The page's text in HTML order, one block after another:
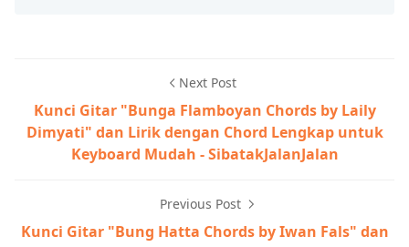
Next Post
Kunci Gitar "Bunga Flamboyan Chords by Laily
Dimyati" dan Lirik dengan Chord Lengkap untuk
Keyboard Mudah - SibatakJalanJalan
Previous Post
Kunci Gitar "Bung Hatta Chords by Iwan Fals" dan